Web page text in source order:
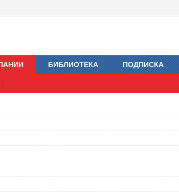
БИБЛИОТЕКА ПОДПИСКА